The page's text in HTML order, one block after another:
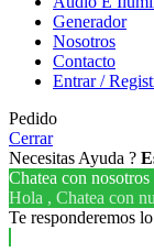
Generador
Nosotros
Contacto
Entrar /
Pedido
Cerrar
Necesitas Ayuda ?
Chatea con nosotros
Hola , Chatea con
Te responderemos